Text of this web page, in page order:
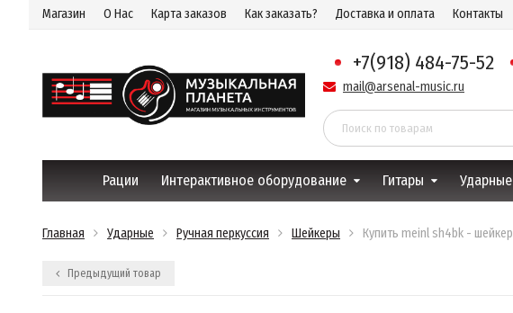
Магазин О Нас Карта заказов Как заказать? Доставка и оплата Контакты
+7(918) 484-75-52
mail@arsenal-music.ru
Рации Интерактивное оборудование Гитары Ударные
Главная Ударные Ручная перкуссия Шейкеры Купить meinl sh4bk - шейкер
Предыдущий товар